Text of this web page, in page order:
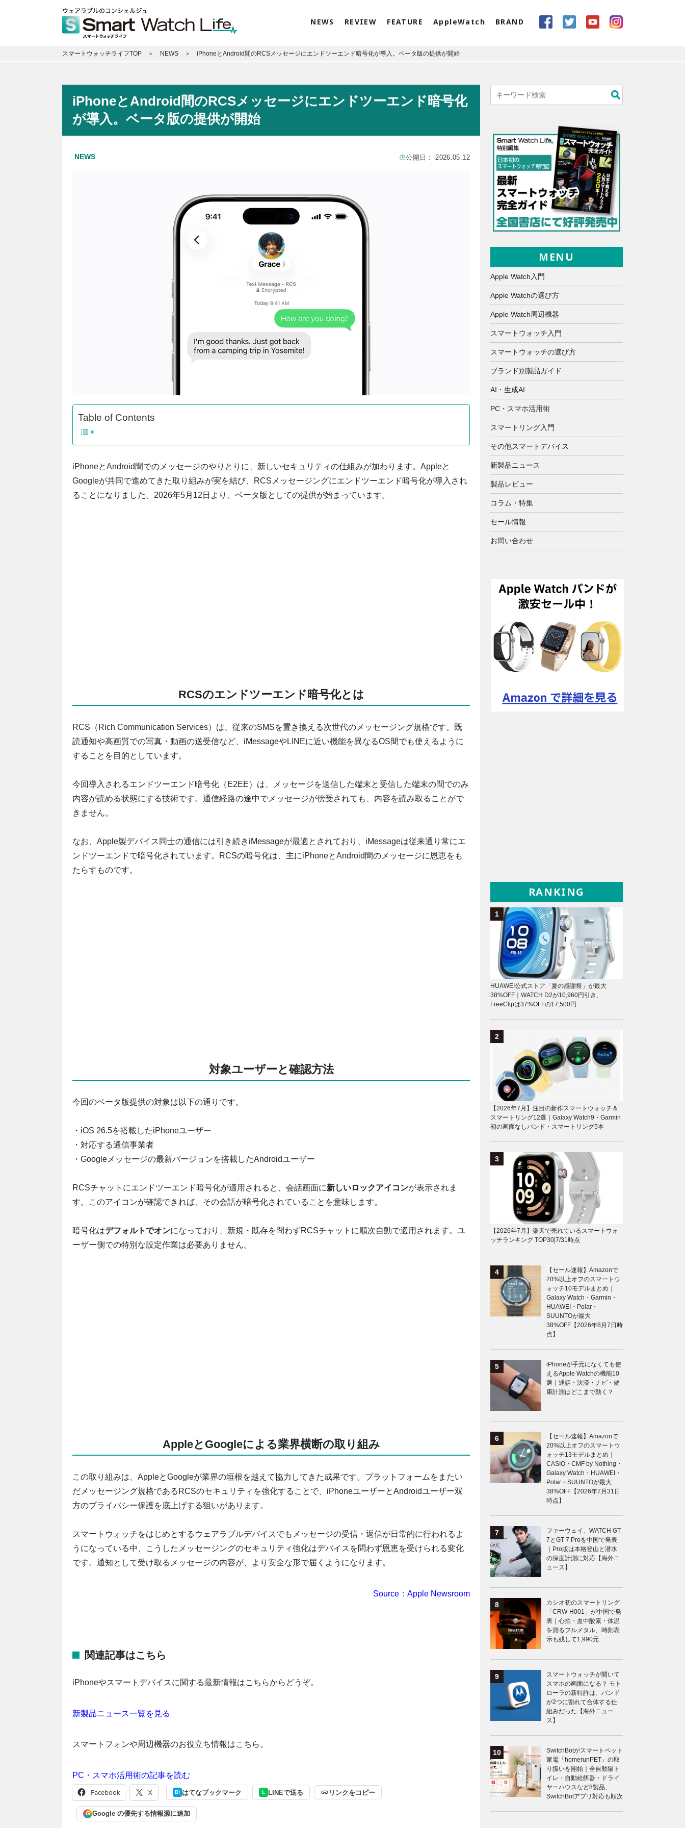
NEWS REVIEW FEATURE AppleWatch BRAND
スマートウォッチライフTOP NEWS iPhoneとAndroid間のRCSメッセージにエンドツーエンド暗号化が導入。ベータ版の提供が開始
iPhoneとAndroid間のRCSメッセージにエンドツーエンド暗号化
が導入。ベータ版の提供が開始
NEWS 公開日：2026.05.12
Table of Contents
iPhoneとAndroid間でのメッセージのやりとりに、新しいセキュリティの仕組みが加わります。Appleと
Googleが共同で進めてきた取り組みが実を結び、RCSメッセージングにエンドツーエンド暗号化が導入され
ることになりました。2026年5月12日より、ベータ版としての提供が始まっています。
RCSのエンドツーエンド暗号化とは
RCS（Rich Communication Services）は、従来のSMSを置き換える次世代のメッセージング規格です。既
読通知や高画質での写真・動画の送受信など、iMessageやLINEに近い機能を異なるOS間でも使えるように
することを目的としています。
今回導入されるエンドツーエンド暗号化（E2EE）は、メッセージを送信した端末と受信した端末の間でのみ
内容が読める状態にする技術です。通信経路の途中でメッセージが傍受されても、内容を読み取ることがで
きません。
なお、Apple製デバイス同士の通信には引き続きiMessageが最適とされており、iMessageは従来通り常にエ
ンドツーエンドで暗号化されています。RCSの暗号化は、主にiPhoneとAndroid間のメッセージに恩恵をも
たらすものです。
対象ユーザーと確認方法
今回のベータ版提供の対象は以下の通りです。
・iOS 26.5を搭載したiPhoneユーザー
・対応する通信事業者
・Googleメッセージの最新バージョンを搭載したAndroidユーザー
RCSチャットにエンドツーエンド暗号化が適用されると、会話画面に新しいロックアイコンが表示されま
す。このアイコンが確認できれば、その会話が暗号化されていることを意味します。
暗号化はデフォルトでオンになっており、新規・既存を問わずRCSチャットに順次自動で適用されます。ユ
ーザー側での特別な設定作業は必要ありません。
AppleとGoogleによる業界横断の取り組み
この取り組みは、AppleとGoogleが業界の垣根を越えて協力してきた成果です。プラットフォームをまたい
だメッセージング規格であるRCSのセキュリティを強化することで、iPhoneユーザーとAndroidユーザー双
方のプライバシー保護を底上げする狙いがあります。
スマートウォッチをはじめとするウェアラブルデバイスでもメッセージの受信・返信が日常的に行われるよ
うになっている中、こうしたメッセージングのセキュリティ強化はデバイスを問わず恩恵を受けられる変化
です。通知として受け取るメッセージの内容が、より安全な形で届くようになります。
Source：Apple Newsroom
関連記事はこちら
iPhoneやスマートデバイスに関する最新情報はこちらからどうぞ。
新製品ニュース一覧を見る
スマートフォンや周辺機器のお役立ち情報はこちら。
PC・スマホ活用術の記事を読む
Facebook X B! はてなブックマーク L LINEで送る リンクをコピー
G Google の優先する情報源に追加
MENU
Apple Watch入門
Apple Watchの選び方
Apple Watch周辺機器
スマートウォッチ入門
スマートウォッチの選び方
ブランド別製品ガイド
AI・生成AI
PC・スマホ活用術
スマートリング入門
その他スマートデバイス
新製品ニュース
製品レビュー
コラム・特集
セール情報
お問い合わせ
RANKING
HUAWEI公式ストア「夏の感謝祭」が最大
38%OFF｜WATCH D2が10,960円引き、
FreeClipは37%OFFの17,500円
【2026年7月】注目の新作スマートウォッチ＆
スマートリング12選｜Galaxy Watch9・Garmin
初の画面なしバンド・スマートリング5本
【2026年7月】楽天で売れているスマートウォ
ッチランキング TOP30|7/31時点
【セール速報】Amazonで
20%以上オフのスマートウ
ォッチ10モデルまとめ｜
Galaxy Watch・Garmin・
HUAWEI・Polar・
SUUNTOが最大
38%OFF【2026年8月7日時
点】
iPhoneが手元になくても使
えるApple Watchの機能10
選｜通話・決済・ナビ・健
康計測はどこまで動く？
【セール速報】Amazonで
20%以上オフのスマートウ
ォッチ13モデルまとめ｜
CASIO・CMF by Nothing・
Galaxy Watch・HUAWEI・
Polar・SUUNTOが最大
38%OFF【2026年7月31日
時点】
ファーウェイ、WATCH GT
7とGT 7 Proを中国で発表
｜Pro版は本格登山と潜水
の深度計測に対応【海外ニ
ュース】
カシオ初のスマートリング
「CRW-H001」が中国で発
表｜心拍・血中酸素・体温
を測るフルメタル、時刻表
示も残して1,990元
スマートウォッチが開いて
スマホの画面になる？ モト
ローラの新特許は、バンド
が2つに割れて合体する仕
組みだった【海外ニュー
ス】
SwitchBotがスマートペット
家電「homerunPET」の取
り扱いを開始｜全自動猫ト
イレ・自動給餌器・ドライ
ヤーハウスなど8製品、
SwitchBotアプリ対応も順次